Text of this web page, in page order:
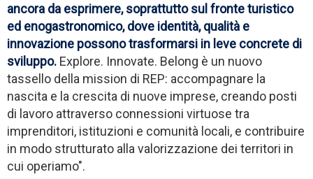
ancora da esprimere, soprattutto sul fronte turistico
ed enogastronomico, dove identità, qualità e
innovazione possono trasformarsi in leve concrete di
sviluppo. Explore. Innovate. Belong è un nuovo
tassello della mission di REP: accompagnare la
nascita e la crescita di nuove imprese, creando posti
di lavoro attraverso connessioni virtuose tra
imprenditori, istituzioni e comunità locali, e contribuire
in modo strutturato alla valorizzazione dei territori in
cui operiamo".